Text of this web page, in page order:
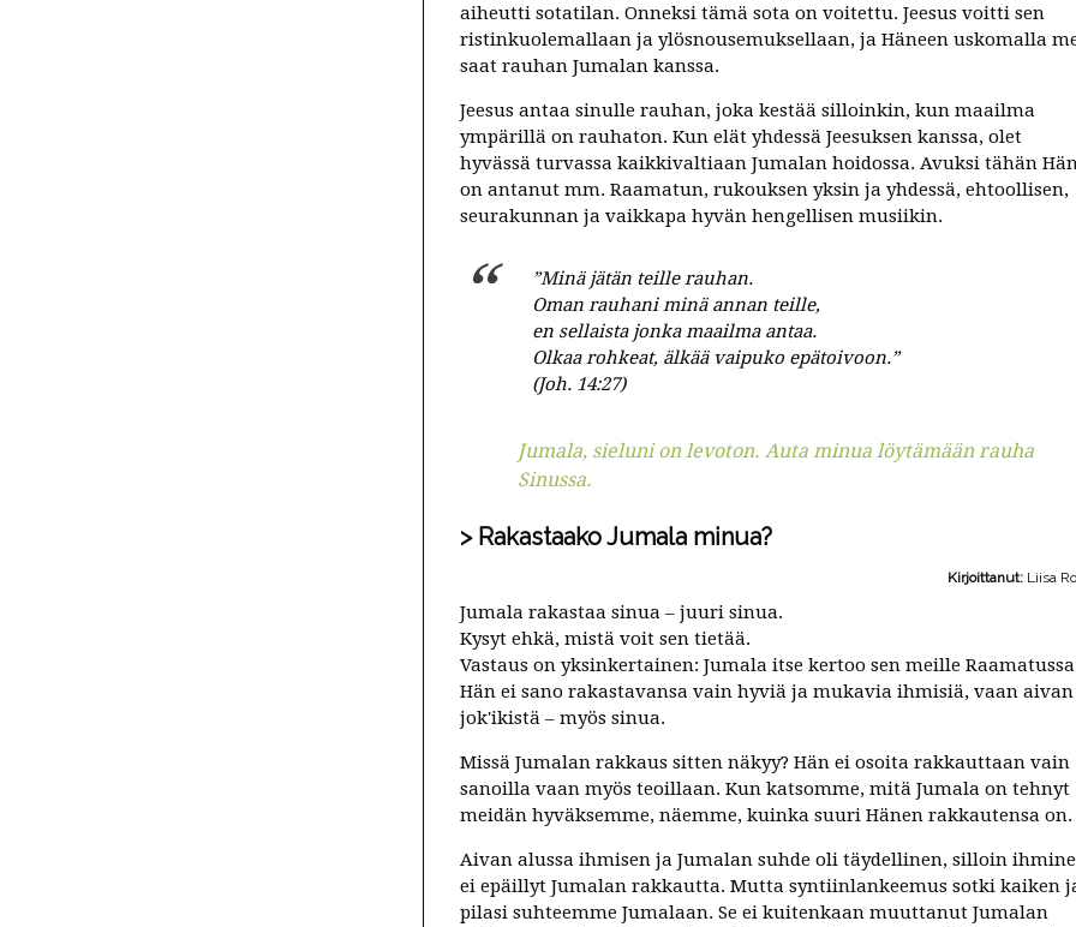
aiheutti sotatilan. Onneksi tämä sota on voitettu. Jeesus voitti sen
ristinkuolemallaan ja ylösnousemuksellaan, ja Häneen uskomalla
saat rauhan Jumalan kanssa.
Jeesus antaa sinulle rauhan, joka kestää silloinkin, kun maailma
ympärillä on rauhaton. Kun elät yhdessä Jeesuksen kanssa, olet
hyvässä turvassa kaikkivaltiaan Jumalan hoidossa. Avuksi tähän
on antanut mm. Raamatun, rukouksen yksin ja yhdessä, ehtoollisen,
seurakunnan ja vaikkapa hyvän hengellisen musiikin.
”Minä jätän teille rauhan.
Oman rauhani minä annan teille,
en sellaista jonka maailma antaa.
Olkaa rohkeat, älkää vaipuko epätoivoon.”
(Joh. 14:27)
Jumala, sieluni on levoton. Auta minua löytämään rauha
Sinussa.
Rakastaako Jumala minua?
Kirjoittanut: Liisa
Jumala rakastaa sinua – juuri sinua.
Kysyt ehkä, mistä voit sen tietää.
Vastaus on yksinkertainen: Jumala itse kertoo sen meille
Hän ei sano rakastavansa vain hyviä ja mukavia ihmisiä, vaan aivan
jok'ikistä – myös sinua.
Missä Jumalan rakkaus sitten näkyy? Hän ei osoita rakkauttaan vain
sanoilla vaan myös teoillaan. Kun katsomme, mitä Jumala on tehnyt
meidän hyväksemme, näemme, kuinka suuri Hänen rakkautensa on.
Aivan alussa ihmisen ja Jumalan suhde oli täydellinen, silloin
ei epäillyt Jumalan rakkautta. Mutta syntiinlankeemus sotki kaiken
pilasi suhteemme Jumalaan. Se ei kuitenkaan muuttanut Jumalan